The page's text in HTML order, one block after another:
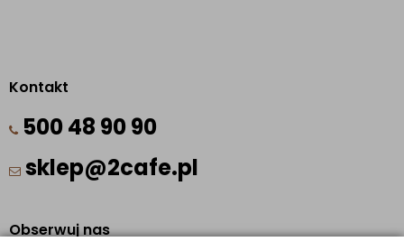
Kontakt
500 48 90 90
sklep@2cafe.pl
Obserwuj nas